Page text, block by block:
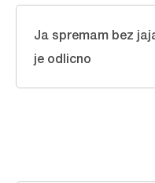
Ja spremam bez
je odlicno